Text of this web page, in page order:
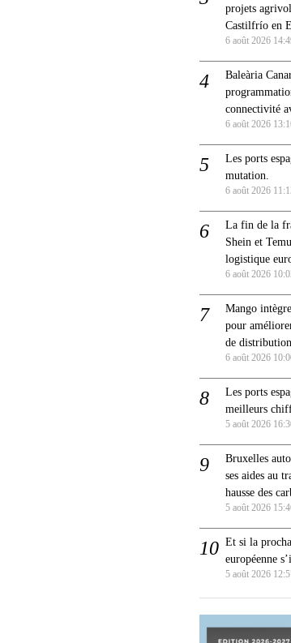
projets
Castilfrío en
6 août 2026
Baleària
connectivité
6 août 2026
Les ports
mutation.
6 août 2026
La fin de la
Shein et
logistique
6 août 2026
Mango
pour
de
6 août 2026
Les ports
meilleurs
5 août 2026
Bruxelles
ses aides au
hausse des
5 août 2026
Et si la
européenne
5 août 2026